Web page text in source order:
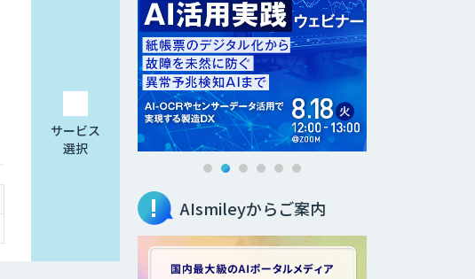
サービス
選択
AIsmileyからご案内